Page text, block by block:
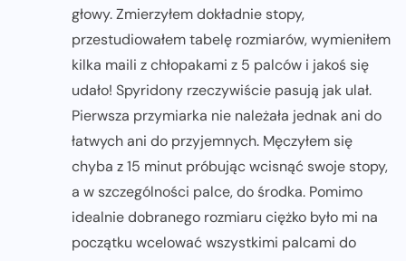
głowy. Zmierzyłem dokładnie stopy,
przestudiowałem tabelę rozmiarów, wymieniłem
kilka maili z chłopakami z 5 palców i jakoś się
udało! Spyridony rzeczywiście pasują jak ulał.
Pierwsza przymiarka nie należała jednak ani do
łatwych ani do przyjemnych. Męczyłem się
chyba z 15 minut próbując wcisnąć swoje stopy,
a w szczególności palce, do środka. Pomimo
idealnie dobranego rozmiaru ciężko było mi na
początku wcelować wszystkimi palcami do